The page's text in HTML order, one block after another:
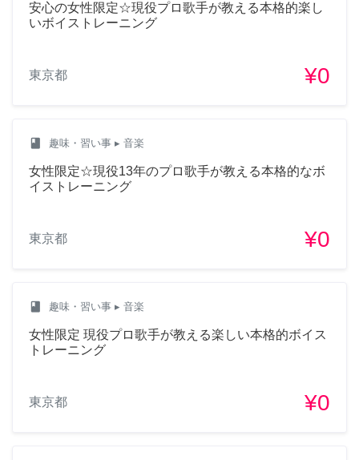
安心の女性限定☆現役プロ歌手が教える本格的楽し
いボイストレーニング
東京都 ¥0
class 趣味・習い事 ▸ 音楽
女性限定☆現役13年のプロ歌手が教える本格的なボ
イストレーニング
東京都 ¥0
class 趣味・習い事 ▸ 音楽
女性限定 現役プロ歌手が教える楽しい本格的ボイス
トレーニング
東京都 ¥0